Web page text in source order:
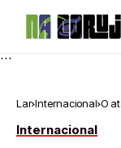
```
Lar Internacional O
Internacional